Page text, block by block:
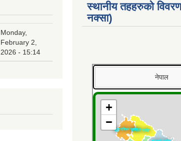
Monday,
February 2,
2026 - 15:14
स्थानीय तहहरुको
नक्सा)